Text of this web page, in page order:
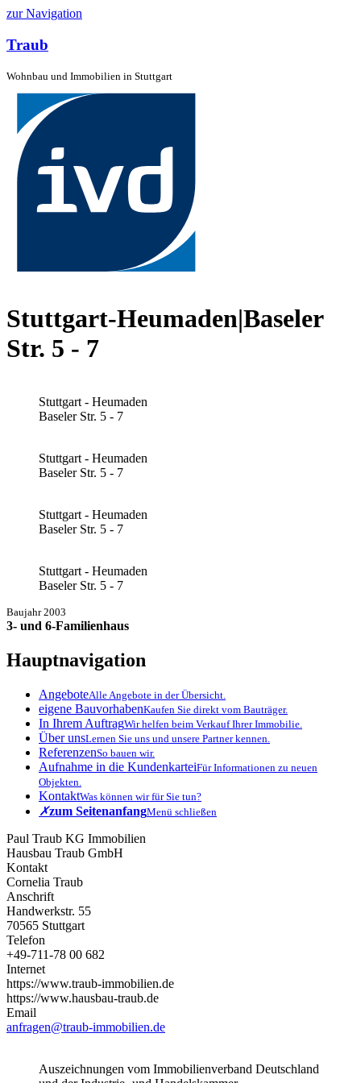
zur Navigation
Traub
Wohnbau und Immobilien in Stuttgart
Stuttgart-Heumaden|Baseler
Str. 5 - 7
Stuttgart - Heumaden
Baseler Str. 5 - 7
Stuttgart - Heumaden
Baseler Str. 5 - 7
Stuttgart - Heumaden
Baseler Str. 5 - 7
Stuttgart - Heumaden
Baseler Str. 5 - 7
Baujahr 2003
3- und 6-Familienhaus
Hauptnavigation
AngeboteAlle Angebote in der Übersicht.
eigene BauvorhabenKaufen Sie direkt vom Bauträger.
In Ihrem AuftragWir helfen beim Verkauf Ihrer Immobilie.
Über unsLernen Sie uns und unsere Partner kennen.
ReferenzenSo bauen wir.
Aufnahme in die KundenkarteiFür Informationen zu neuen
Objekten.
KontaktWas können wir für Sie tun?
✗zum SeitenanfangMenü schließen
Paul Traub KG Immobilien
Hausbau Traub GmbH
Kontakt
Cornelia Traub
Anschrift
Handwerkstr. 55
70565 Stuttgart
Telefon
+49-711-78 00 682
Internet
https://www.traub-immobilien.de
https://www.hausbau-traub.de
Email
anfragen@traub-immobilien.de
Auszeichnungen vom Immobilienverband Deutschland